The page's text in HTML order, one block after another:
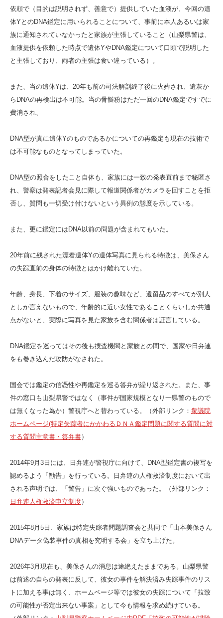
依頼で（目的は説明されず、善意で）提供していた血液が、今回の遺
体YとのDNA鑑定に用いられることについて、事前に本人あるいは家
族に通知されていなかったと家族が主張していること（山梨県警は、
血液提供を依頼した時点で遺体YやDNA鑑定について口頭で説明した
と主張しており、両者の主張は食い違っている）。
また、当の遺体Yは、20年も前の司法解剖終了後に火葬され、遺灰か
らDNAの再検出は不可能。当の骨髄粉はただ一回のDNA鑑定ですでに
費消され、
DNA型が真に遺体Yのものであるかについての再鑑定も現在の技術で
は不可能なものとなってしまっていた。
DNA型の照合をしたこと自体も、家族には一致の発表直前まで秘匿さ
れ、警察は発表記者会見に際して報道関係者がカメラを回すことを拒
否し、質問も一切受け付けないという異例の態度を示している。
また、更に鑑定にはDNA以前の問題が含まれてもいた。
20年前に残された漂着遺体Yの遺体写真に見られる特徴は、美保さん
の失踪直前の身体の特徴とはかけ離れていた。
年齢、身長、下着のサイズ、服装の趣味など、遺留品のすべてが別人
としか言えないもので、年齢的に近い女性であることくらいしか共通
点がないと、実際に写真を見た家族を含む関係者は証言している。
DNA鑑定を巡ってはその後も捜査機関と家族との間で、国家や日弁連
をも巻き込んだ攻防がなされた。
国会では鑑定の信憑性や再鑑定を巡る答弁が繰り返された。また、事
件の窓口も山梨県警ではなく（事件が国家規模となり一県警のもので
は無くなった為か）警視庁へと替わっている。（外部リンク： 衆議院
ホームページ(特定失踪者にかかわるＤＮＡ鑑定問題に関する質問に対
する質問主意書・答弁書）
2014年9月3日には、日弁連が警視庁に向けて、DNA型鑑定書の複写を
認めるよう「勧告」を行っている。日弁連の人権救済制度において出
される声明では、「警告」に次ぐ強いものであった。（外部リンク：
日弁連人権救済申立制度）
2015年8月5日、家族は特定失踪者問題調査会と共同で「山本美保さん
DNAデータ偽装事件の真相を究明する会」を立ち上げた。
2026年3月現在も、美保さんの消息は途絶えたままである。山梨県警
は前述の自らの発表に反して、彼女の事件を解決済み失踪事件のリス
トに加える事は無く、ホームページ等では彼女の失踪について「拉致
の可能性が否定出来ない事案」として今も情報を求め続けている。